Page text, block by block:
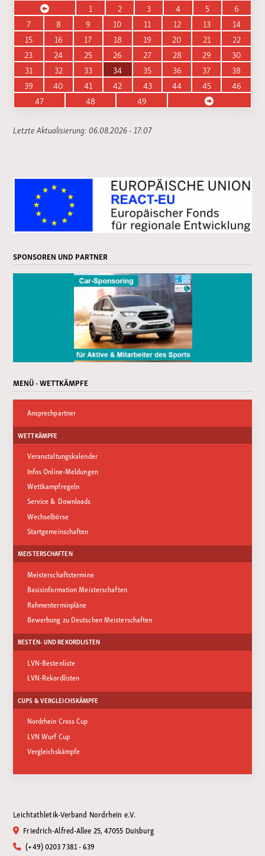
1
2 3 4 5
6
7
8 9 10 11 12 13
14
15
16 17 18 19 20 21
22
23
24 25 26 27 28 29
30
31
32 33 34 35 36 37
38
39
40 41 42 43 44 45
46
47
48 49
Letzte Aktualisierung: 06.08.2026 - 17:07
SPONSOREN UND PARTNER
MENÜ - WETTKÄMPFE
Ansprechpartner
WETTKÄMPFE
Veranstaltungskalender
Infos Online-Meldungen
Wettkampfregeln
Service & Downloads
Wechselbörse
Startgemeinschaften
MEISTERSCHAFTEN
Meisterschaftstermine
Basisinformation Meisterschaften
Rahmenterminpläne
Bewerbung zu Deutschen Meisterschaften
BESTEN- UND REKORDLISTEN
LVN-Bestenliste
LVN-Rekordlisten
CUPS & VERGLEICHSKÄMPFE
Nordrhein Cross Cup
LVN Wurf Cup
Vergleichskämpfe
Leichtathletik-Verband Nordrhein e.V.
Friedrich-Alfred-Allee 25, 47055 Duisburg
(+49) 0203 7381 - 639